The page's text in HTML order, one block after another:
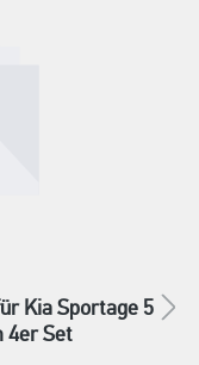
Kia Sportage 5
4er Set